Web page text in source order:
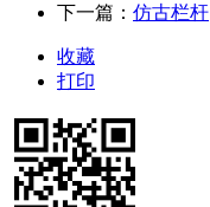
下一篇： 仿古栏杆
收藏
打印